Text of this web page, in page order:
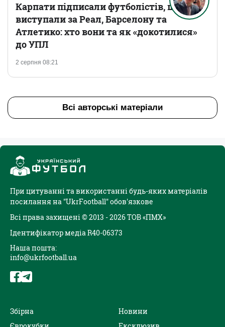
2 серпня 08:21
Карпати підписали футболістів, що
виступали за Реал, Барселону та
Атлетико: хто вони та як «докотилися»
до УПЛ
Всі авторські матеріали
При цитуванні та використанні будь-яких матеріалів
посилання на "UkrFootball" обов'язкове
Всі права захищені © 2013 - 2026 ТОВ «ПМХ»
Ідентифікатор медіа R40-06373
Наша пошта:
info@ukrfootball.ua
Збірна
Новини